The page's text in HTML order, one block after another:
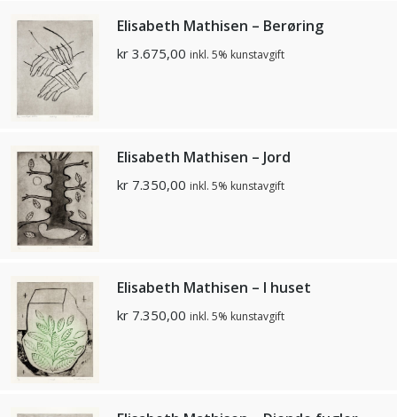
Elisabeth Mathisen – Berøring
kr 3.675,00 inkl. 5% kunstavgift
Elisabeth Mathisen – Jord
kr 7.350,00 inkl. 5% kunstavgift
Elisabeth Mathisen – I huset
kr 7.350,00 inkl. 5% kunstavgift